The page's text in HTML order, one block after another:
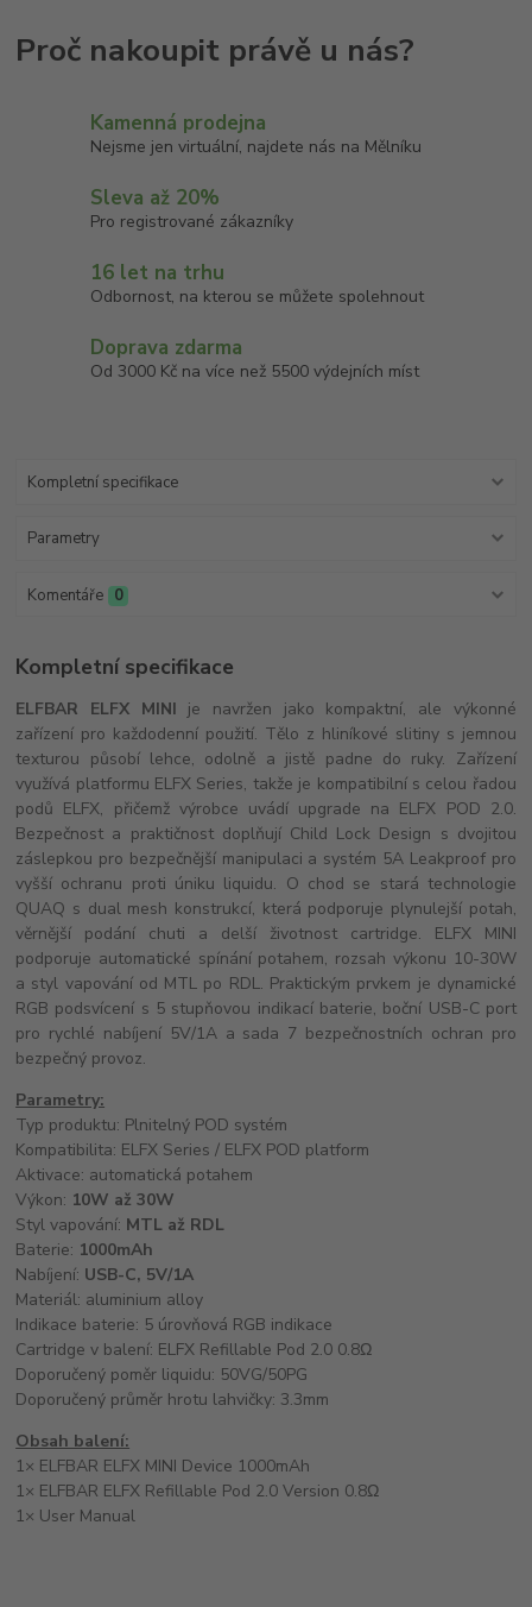
Kamenná prodejna
Nejsme jen virtuální, najdete nás na Mělníku
Sleva až 20%
Pro registrované zákazníky
16 let na trhu
Odbornost, na kterou se můžete spolehnout
Doprava zdarma
Od 3000 Kč na více než 5500 výdejních míst
Kompletní specifikace
Parametry
Komentáře 0
Kompletní specifikace
ELFBAR ELFX MINI je navržen jako kompaktní, ale výkonné
zařízení pro každodenní použití. Tělo z hliníkové slitiny s jemnou
texturou působí lehce, odolně a jistě padne do ruky. Zařízení
využívá platformu ELFX Series, takže je kompatibilní s celou řadou
podů ELFX, přičemž výrobce uvádí upgrade na ELFX POD 2.0.
Bezpečnost a praktičnost doplňují Child Lock Design s dvojitou
záslepkou pro bezpečnější manipulaci a systém 5A Leakproof pro
vyšší ochranu proti úniku liquidu. O chod se stará technologie
QUAQ s dual mesh konstrukcí, která podporuje plynulejší potah,
věrnější podání chuti a delší životnost cartridge. ELFX MINI
podporuje automatické spínání potahem, rozsah výkonu 10-30W
a styl vapování od MTL po RDL. Praktickým prvkem je dynamické
RGB podsvícení s 5 stupňovou indikací baterie, boční USB-C port
pro rychlé nabíjení 5V/1A a sada 7 bezpečnostních ochran pro
bezpečný provoz.
Parametry:
Typ produktu: Plnitelný POD systém
Kompatibilita: ELFX Series / ELFX POD platform
Aktivace: automatická potahem
Výkon: 10W až 30W
Styl vapování: MTL až RDL
Baterie: 1000mAh
Nabíjení: USB-C, 5V/1A
Materiál: aluminium alloy
Indikace baterie: 5 úrovňová RGB indikace
Cartridge v balení: ELFX Refillable Pod 2.0 0.8Ω
Doporučený poměr liquidu: 50VG/50PG
Doporučený průměr hrotu lahvičky: 3.3mm
Obsah balení:
1× ELFBAR ELFX MINI Device 1000mAh
1× ELFBAR ELFX Refillable Pod 2.0 Version 0.8Ω
1× User Manual